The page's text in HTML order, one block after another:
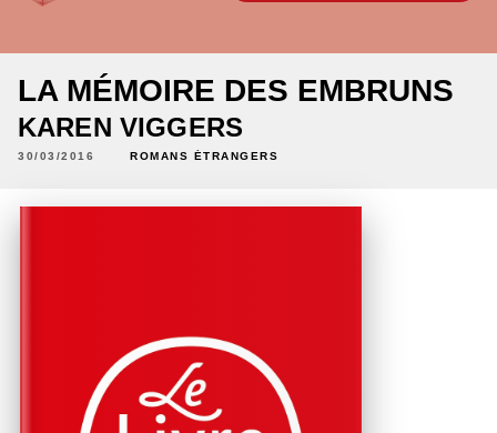
LA MÉMOIRE DES EMBRUNS
KAREN VIGGERS
30/03/2016 ROMANS ÉTRANGERS